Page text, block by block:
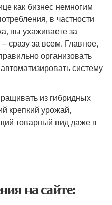
как бизнес немногим
в частности
вы ухаживаете за
сразу за всем. Главное,
организовать
систему
из гибридных
крепкий урожай,
товарный вид даже в
на сайте: